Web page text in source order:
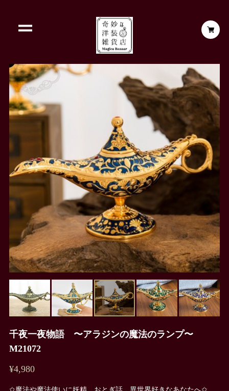
千夜一夜物語 〜アラジンの魔法のランプ〜
M21072
¥4,980